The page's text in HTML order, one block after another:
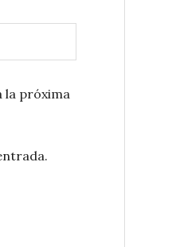
la próxima